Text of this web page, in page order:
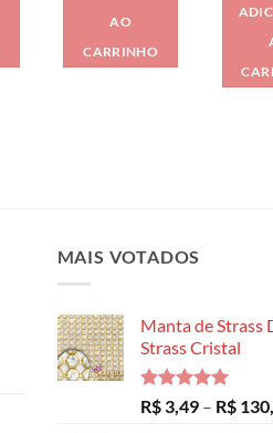
AO
CARRINHO
MAIS VOTADOS
Manta de Strass
Strass Cristal
Avaliação
5.00
de 5
R$3,49 – R$